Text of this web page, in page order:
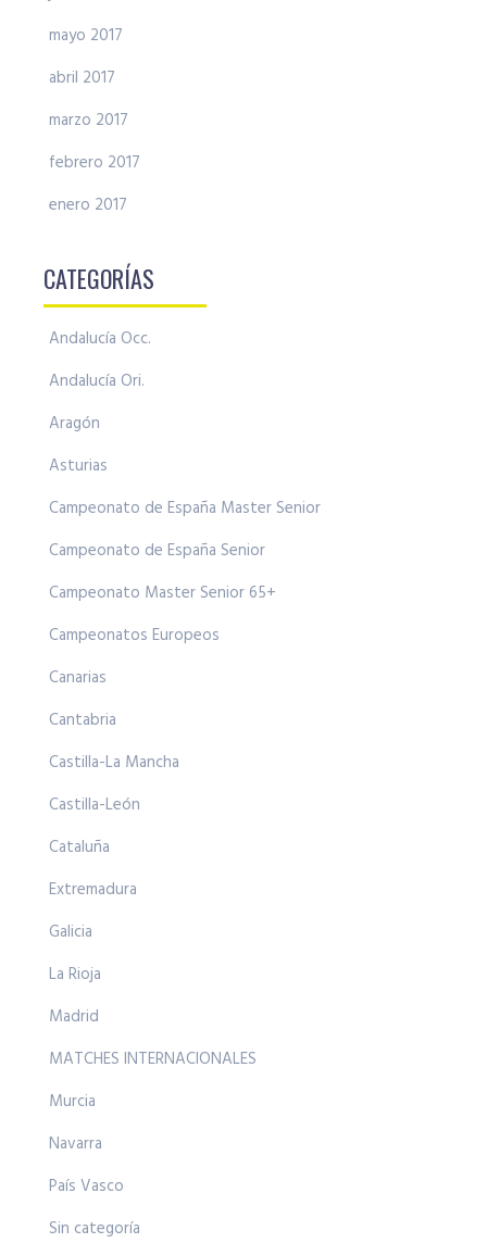
mayo 2017
abril 2017
marzo 2017
febrero 2017
enero 2017
CATEGORÍAS
Andalucía Occ.
Andalucía Ori.
Aragón
Asturias
Campeonato de España Master Senior
Campeonato de España Senior
Campeonato Master Senior 65+
Campeonatos Europeos
Canarias
Cantabria
Castilla-La Mancha
Castilla-León
Cataluña
Extremadura
Galicia
La Rioja
Madrid
MATCHES INTERNACIONALES
Murcia
Navarra
País Vasco
Sin categoría